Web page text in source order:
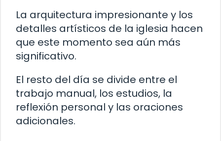
La arquitectura impresionante y los
detalles artísticos de la iglesia hacen
que este momento sea aún más
significativo.
El resto del día se divide entre el
trabajo manual, los estudios, la
reflexión personal y las oraciones
adicionales.